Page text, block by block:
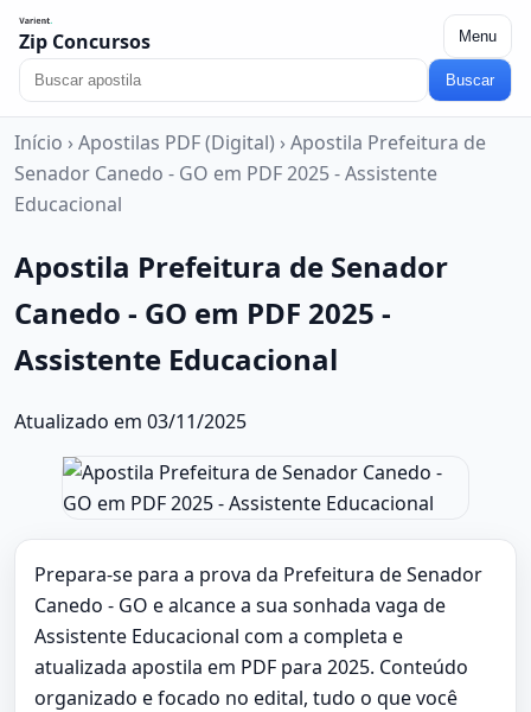
Zip Concursos Menu
Buscar
Início › Apostilas PDF (Digital) › Apostila Prefeitura de
Senador Canedo - GO em PDF 2025 - Assistente
Educacional
Apostila Prefeitura de Senador
Canedo - GO em PDF 2025 -
Assistente Educacional
Atualizado em 03/11/2025
Prepara-se para a prova da Prefeitura de Senador
Canedo - GO e alcance a sua sonhada vaga de
Assistente Educacional com a completa e
atualizada apostila em PDF para 2025. Conteúdo
organizado e focado no edital, tudo o que você